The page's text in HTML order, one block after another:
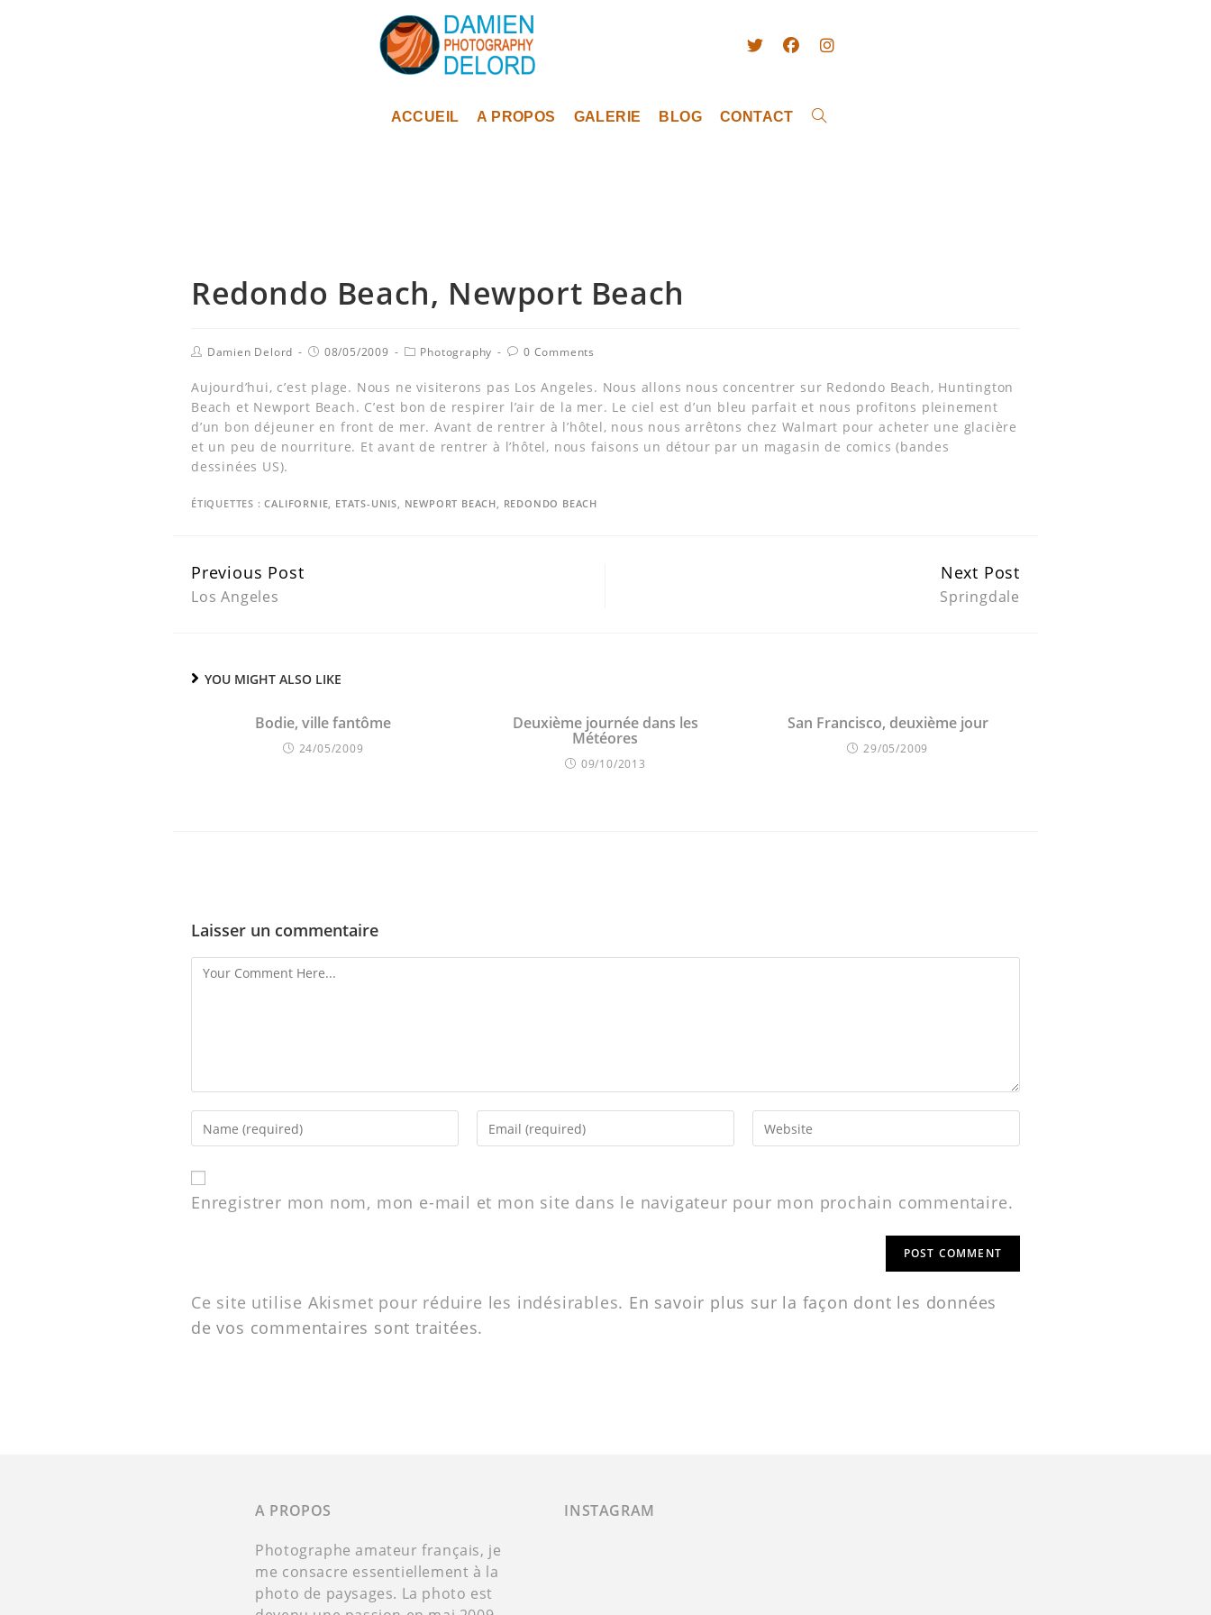
ACCUEIL A PROPOS GALERIE BLOG CONTACT
Redondo Beach, Newport Beach
Damien Delord 08/05/2009 Photography 0 Comments
Aujourd’hui, c’est plage. Nous ne visiterons pas Los Angeles. Nous allons nous concentrer sur Redondo Beach, Huntington
Beach et Newport Beach. C’est bon de respirer l’air de la mer. Le ciel est d’un bleu parfait et nous profitons pleinement
d’un bon déjeuner en front de mer. Avant de rentrer à l’hôtel, nous nous arrêtons chez Walmart pour acheter une glacière
et un peu de nourriture. Et avant de rentrer à l’hôtel, nous faisons un détour par un magasin de comics (bandes
dessinées US).
ÉTIQUETTES :CALIFORNIE, ETATS-UNIS, NEWPORT BEACH, REDONDO BEACH
Continue
Reading
Previous Post
Los Angeles
Next Post
Springdale
YOU MIGHT ALSO LIKE
Bodie, ville fantôme
24/05/2009
Deuxième journée dans les
Météores
09/10/2013
San Francisco, deuxième jour
29/05/2009
Laisser un commentaire
Enregistrer mon nom, mon e-mail et mon site dans le navigateur pour mon prochain commentaire.
Ce site utilise Akismet pour réduire les indésirables. En savoir plus sur la façon dont les données
de vos commentaires sont traitées.
A PROPOS
Photographe amateur français, je
me consacre essentiellement à la
photo de paysages. La photo est
INSTAGRAM